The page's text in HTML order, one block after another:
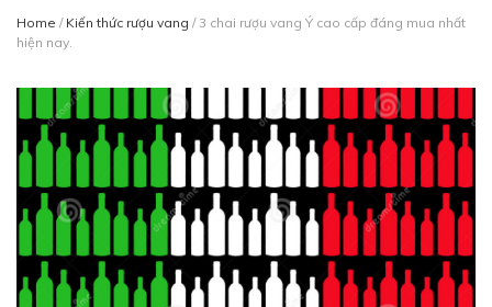
Home / Kiến thức rượu vang / 3 chai rượu vang Ý cao cấp đáng mua nhất
hiện nay.